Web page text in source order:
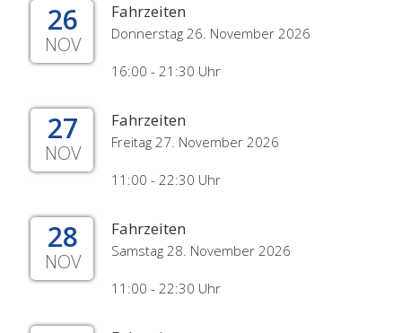
26
NOV
Fahrzeiten
Donnerstag 26. November 2026
16:00 - 21:30 Uhr
27
NOV
Fahrzeiten
Freitag 27. November 2026
11:00 - 22:30 Uhr
28
NOV
Fahrzeiten
Samstag 28. November 2026
11:00 - 22:30 Uhr